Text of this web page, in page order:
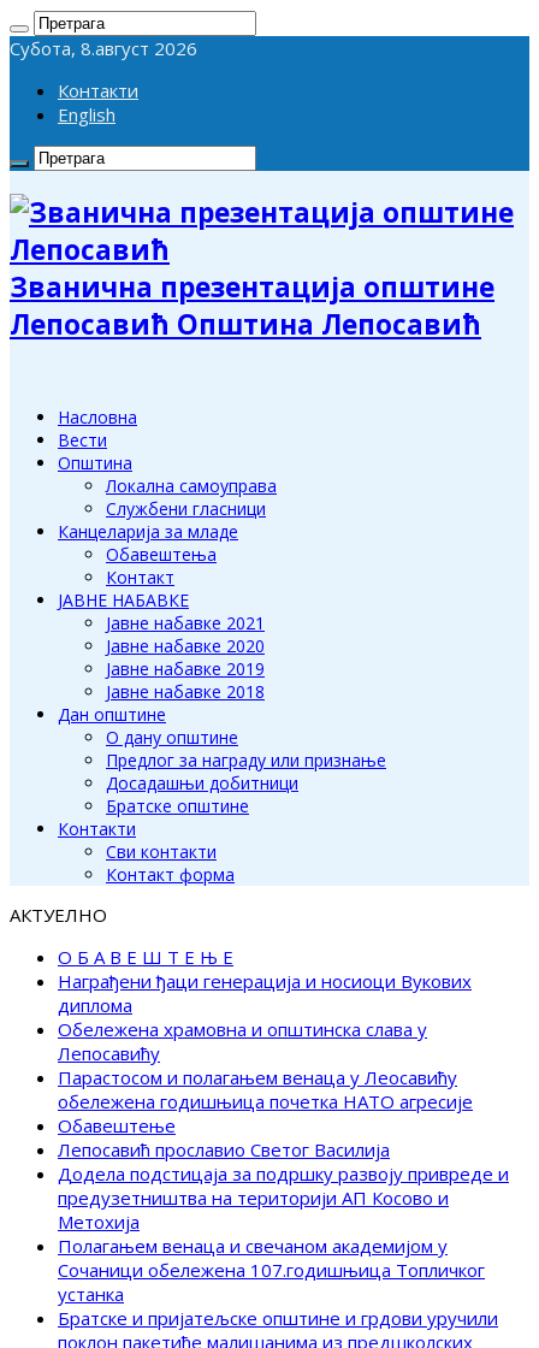
Субота, 8.август 2026
Контакти
English
Званична презентација општине
Лепосавић Општина Лепосавић
Насловна
Вести
Општина
Локална самоуправа
Службени гласници
Канцеларија за младе
Обавештења
Контакт
ЈАВНЕ НАБАВКЕ
Јавне набавке 2021
Јавне набавке 2020
Јавне набавке 2019
Јавне набавке 2018
Дан општине
О дану општине
Предлог за награду или признање
Досадашњи добитници
Братске општине
Контакти
Сви контакти
Контакт форма
АКТУЕЛНО
О Б А В Е Ш Т Е Њ Е
Награђени ђаци генерација и носиоци Вукових
диплома
Обележена храмовна и општинска слава у
Лепосавићу
Парастосом и полагањем венаца у Леосавићу
обележена годишњица почетка НАТО агресије
Обавештење
Лепосавић прославио Светог Василија
Додела подстицаја за подршку развоју привреде и
предузетништва на територији АП Косово и
Метохија
Полагањем венаца и свечаном академијом у
Сочаници обележена 107.годишњица Топличког
устанка
Братске и пријатељске општине и грдови уручили
поклон пакетиће малишанима из предшколских